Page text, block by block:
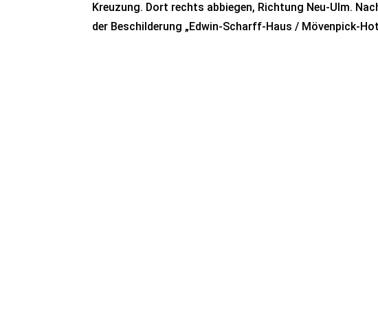
Kreuzung. Dort rechts abbiegen, Richtung Neu-Ulm.
der Beschilderung „Edwin-Scharff-Haus / Mövenpick-